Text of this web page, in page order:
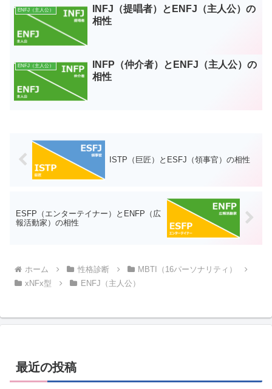
ENFJ（主人公）
INFJ（提唱者）とENFJ（主人公）の
相性
ENFJ（主人公）
INFP（仲介者）とENFJ（主人公）の
相性
ISTP（巨匠）とESFJ（領事官）の相性
ESFP（エンターテイナー）とENFP（広
報活動家）の相性
ホーム 性格診断
MBTI（16パーソナリティ）
xNFx型
ENFJ（主人公）
最近の投稿